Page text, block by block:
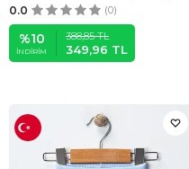
0.0 (0)
%10
İNDIRIM
388,85TL
349,96 TL